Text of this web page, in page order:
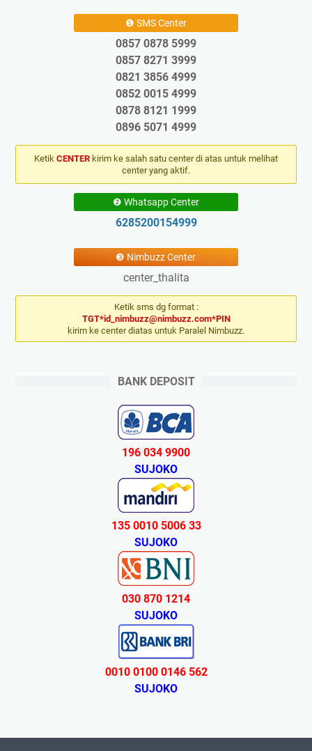
❶ SMS Center
0857 0878 5999
0857 8271 3999
0821 3856 4999
0852 0015 4999
0878 8121 1999
0896 5071 4999
Ketik CENTER kirim ke salah satu center di atas untuk melihat
center yang aktif.
❷ Whatsapp Center
6285200154999
❸ Nimbuzz Center
center_thalita
Ketik sms dg format :
TGT*id_nimbuzz@nimbuzz.com*PIN
kirim ke center diatas untuk Paralel Nimbuzz.
BANK DEPOSIT
196 034 9900
SUJOKO
135 0010 5006 33
SUJOKO
030 870 1214
SUJOKO
0010 0100 0146 562
SUJOKO